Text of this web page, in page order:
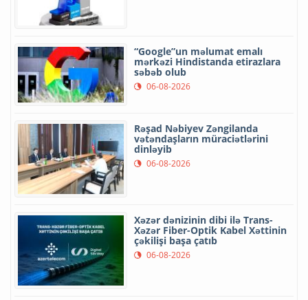
“Google”un məlumat emalı
mərkəzi Hindistanda etirazlara
səbəb olub
06-08-2026
Rəşad Nəbiyev Zəngilanda
vətəndaşların müraciətlərini
dinləyib
06-08-2026
Xəzər dənizinin dibi ilə Trans-
Xəzər Fiber-Optik Kabel Xəttinin
çəkilişi başa çatıb
06-08-2026